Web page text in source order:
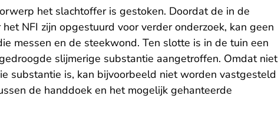
het slachtoffer is gestoken. Doordat de in de
NFI zijn opgestuurd voor verder onderzoek, kan geen
messen en de steekwond. Ten slotte is in de tuin een
slijmerige substantie aangetroffen. Omdat niet
substantie is, kan bijvoorbeeld niet worden vastgesteld
de handdoek en het mogelijk gehanteerde